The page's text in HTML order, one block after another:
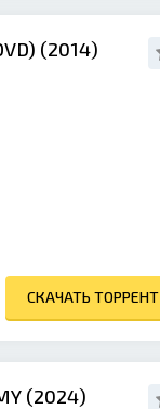
(2014)
СКАЧАТЬ ТОРРЕНТ
(2024)